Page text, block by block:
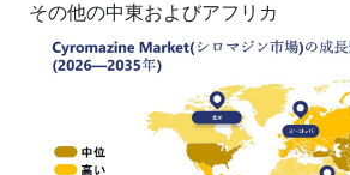
その他の中東およびアフリカ